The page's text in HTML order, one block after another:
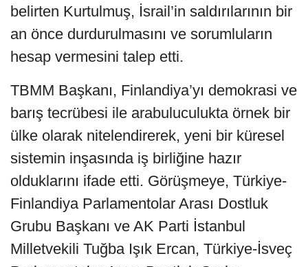
belirten Kurtulmuş, İsrail’in saldırılarının bir
an önce durdurulmasını ve sorumluların
hesap vermesini talep etti.
TBMM Başkanı, Finlandiya’yı demokrasi ve
barış tecrübesi ile arabuluculukta örnek bir
ülke olarak nitelendirerek, yeni bir küresel
sistemin inşasında iş birliğine hazır
olduklarını ifade etti. Görüşmeye, Türkiye-
Finlandiya Parlamentolar Arası Dostluk
Grubu Başkanı ve AK Parti İstanbul
Milletvekili Tuğba Işık Ercan, Türkiye-İsveç